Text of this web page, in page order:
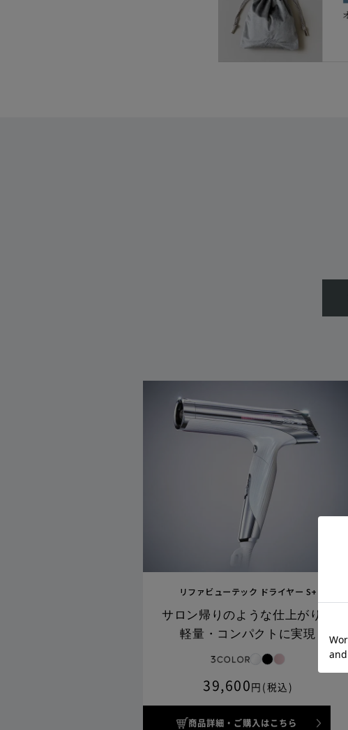
リファビューテック ドライヤー S+
サロン帰りのような仕上がりを
軽量・コンパクトに実現
39,600 円(税込)
商品詳細・ご購入はこちら